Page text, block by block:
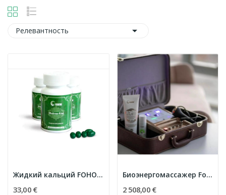
Релевантность 
Жидкий кальций FOHOW Haicao Gai
33,00 €
Биоэнергомассажер Fohow (БЭМ) для тела Fohow...
2 508,00 €